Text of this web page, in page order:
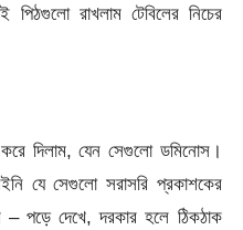
রাখলাম টেবিলের নিচের
দিলাম, যেন সেগুলো ডমিনোস।
যে সেগুলো সরাসরি প্রকাশকের
– পড়ে দেখে, দরকার হলে ঠিকঠাক